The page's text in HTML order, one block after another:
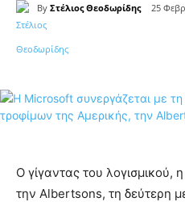
By Στέλιος Θεοδωρίδης 25
Ο γίγαντας του λογισμικού,
την Albertsons, τη δεύτερη